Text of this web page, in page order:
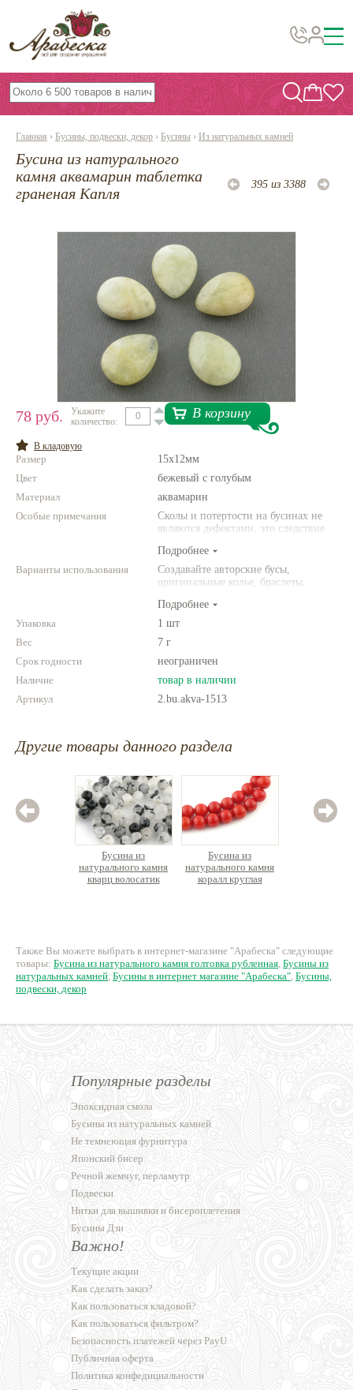
Бусины, подвески, декор
Бисер
Фурнитура
Проволока
Инструменты и материалы
Эпоксидная смола
Шнуры, ленты, нитки
По темам и сезонам
Бисер TOHO
Нетемнеющая фурнитура
Всё для вышивки
Натуральные камни
Новинки!
О магазине
Главная › Бусины, подвески, декор › Бусины › Из натуральных камней
Бусина из натурального
камня аквамарин таблетка
граненая Капля
395 из 3388
78 руб.
Укажите
количество:
В корзину
В кладовую
Размер
15х12мм
Цвет
бежевый с голубым
Материал
аквамарин
Особые примечания
Сколы и потертости на бусинах не
являются дефектами, это следствие
природного камня. Цвет и размер
товара может отличаться от
представленных на фото.
Подробнее
Варианты использования
Создавайте авторские бусы,
оригинальные колье, браслеты,
Комбинируйте различные цвета и
размеры. Фантазируйте!
Подробнее
Упаковка
1 шт
Вес
7 г
Срок годности
неограничен
Наличие
товар в наличии
Артикул
2.bu.akva-1513
Другие товары данного раздела
Бусина из
натурального камня
кварц волосатик
Бусина из
натурального камня
коралл круглая
Также Вы можете выбрать в интернет-магазине "Арабеска" следующие
товары: Бусина из натурального камня голтовка рубленная, Бусины из
натуральных камней, Бусины в интернет магазине "Арабеска", Бусины,
подвески, декор
Популярные разделы
Эпоксидная смола
Бусины из натуральных камней
Не темнеющая фурнитура
Японский бисер
Речной жемчуг, перламутр
Подвески
Нитки для вышивки и бисероплетения
Бусины Дзи
Важно!
Текущие акции
Как сделать заказ?
Как пользоваться кладовой?
Как пользоваться фильтром?
Безопасность платежей через PayU
Публичная оферта
Политика конфедициальности